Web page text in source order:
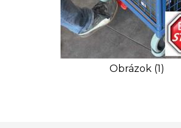
Obrázok (1)